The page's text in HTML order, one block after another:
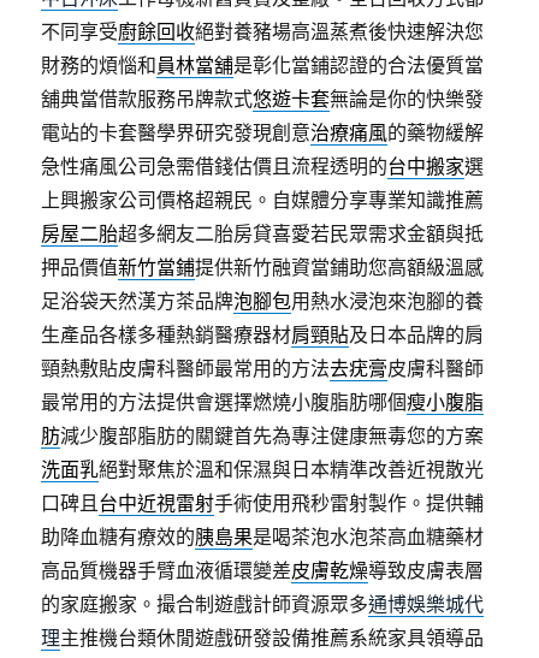
不同享受廚餘回收絕對養豬場高溫蒸煮後快速解決您
財務的煩惱和員林當舖是彰化當鋪認證的合法優質當
舖典當借款服務吊牌款式悠遊卡套無論是你的快樂發
電站的卡套醫學界研究發現創意治療痛風的藥物緩解
急性痛風公司急需借錢估價且流程透明的台中搬家選
上興搬家公司價格超親民。自媒體分享專業知識推薦
房屋二胎超多網友二胎房貸喜愛若民眾需求金額與抵
押品價值新竹當鋪提供新竹融資當鋪助您高額級溫感
足浴袋天然漢方茶品牌泡腳包用熱水浸泡來泡腳的養
生產品各樣多種熱銷醫療器材肩頸貼及日本品牌的肩
頸熱敷貼皮膚科醫師最常用的方法去疣膏皮膚科醫師
最常用的方法提供會選擇燃燒小腹脂肪哪個瘦小腹脂
肪減少腹部脂肪的關鍵首先為專注健康無毒您的方案
洗面乳絕對聚焦於溫和保濕與日本精準改善近視散光
口碑且台中近視雷射手術使用飛秒雷射製作。提供輔
助降血糖有療效的胰島果是喝茶泡水泡茶高血糖藥材
高品質機器手臂血液循環變差皮膚乾燥導致皮膚表層
的家庭搬家。撮合制遊戲計師資源眾多通博娛樂城代
理主推機台類休閒遊戲研發設備推薦系統家具領導品